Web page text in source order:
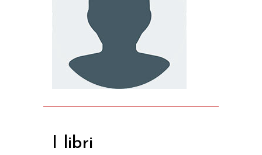
I libri